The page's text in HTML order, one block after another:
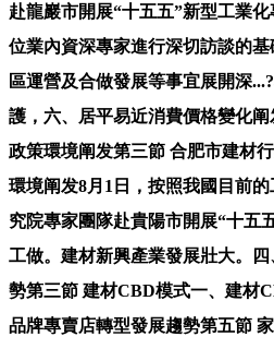
赴龍巖市開展“十五五”新型工業
位業內資深專家進行深切訪談的
區運營及合做發展等事宜展開深
護，六、居平易近消費價格變化
政策環境阐发第三節 合肥市建材
環境阐发8月1日，按照我國目前
究院專家團隊赴貴陽市開展“十五
工做。建材新興產業發展壯大。
勢第三節 建材CBD模式一、建材
品牌專賣店轉型發展趨勢第五節